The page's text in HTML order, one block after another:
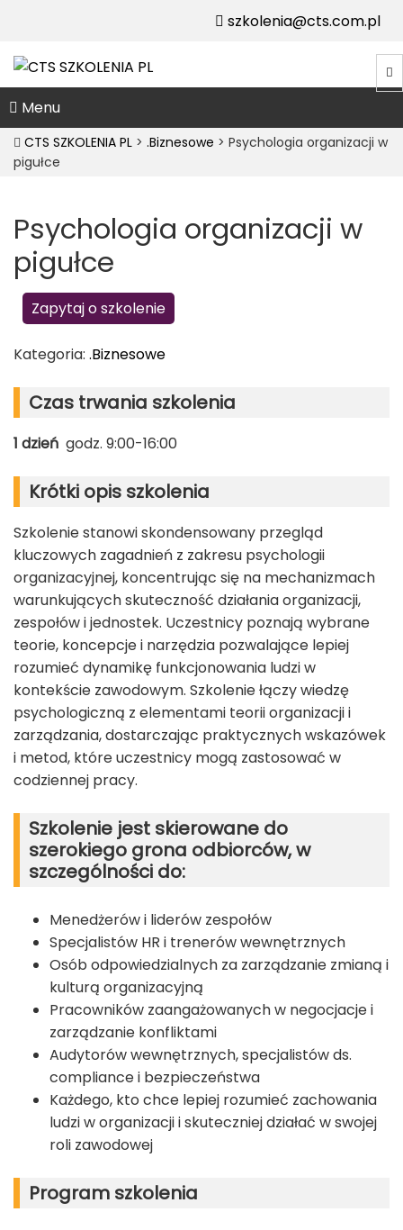
szkolenia@cts.com.pl
Menu
CTS SZKOLENIA PL > .Biznesowe > Psychologia organizacji w
pigułce
Psychologia organizacji w
pigułce
Zapytaj o szkolenie
Kategoria: .Biznesowe
Czas trwania szkolenia
1 dzień godz. 9:00-16:00
Krótki opis szkolenia
Szkolenie stanowi skondensowany przegląd
kluczowych zagadnień z zakresu psychologii
organizacyjnej, koncentrując się na mechanizmach
warunkujących skuteczność działania organizacji,
zespołów i jednostek. Uczestnicy poznają wybrane
teorie, koncepcje i narzędzia pozwalające lepiej
rozumieć dynamikę funkcjonowania ludzi w
kontekście zawodowym. Szkolenie łączy wiedzę
psychologiczną z elementami teorii organizacji i
zarządzania, dostarczając praktycznych wskazówek
i metod, które uczestnicy mogą zastosować w
codziennej pracy.
Szkolenie jest skierowane do
szerokiego grona odbiorców, w
szczególności do:
Menedżerów i liderów zespołów
Specjalistów HR i trenerów wewnętrznych
Osób odpowiedzialnych za zarządzanie zmianą i
kulturą organizacyjną
Pracowników zaangażowanych w negocjacje i
zarządzanie konfliktami
Audytorów wewnętrznych, specjalistów ds.
compliance i bezpieczeństwa
Każdego, kto chce lepiej rozumieć zachowania
ludzi w organizacji i skuteczniej działać w swojej
roli zawodowej
Program szkolenia